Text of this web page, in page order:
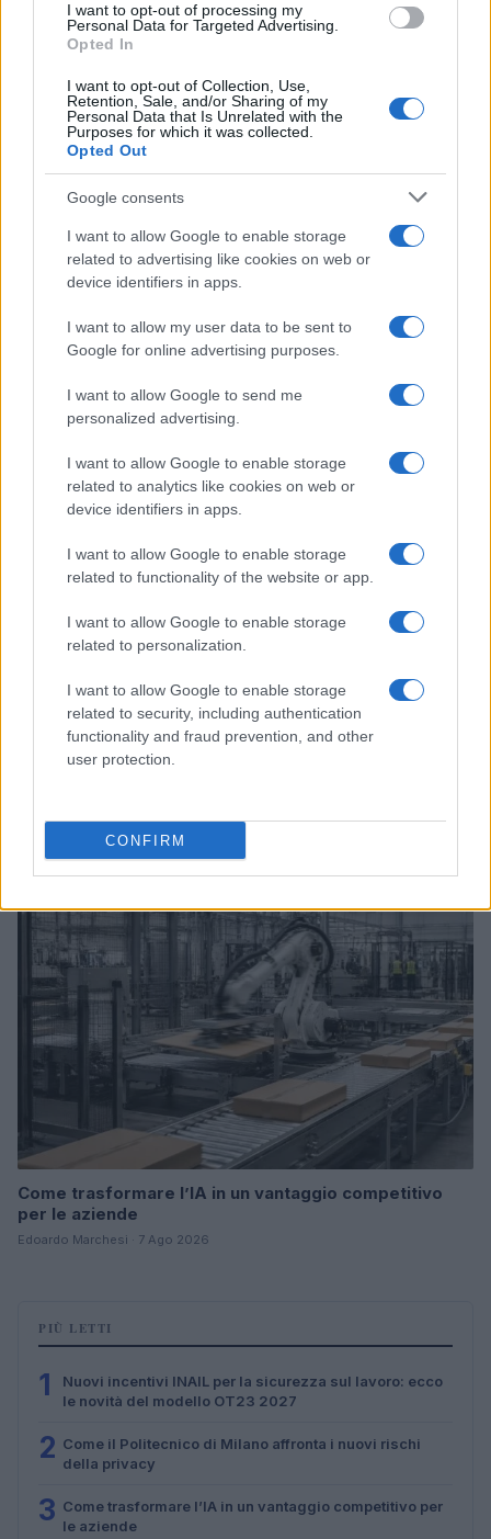
I want to opt-out of processing my
Personal Data for Targeted Advertising.
Opted In
I want to opt-out of Collection, Use,
Retention, Sale, and/or Sharing of my
Personal Data that Is Unrelated with the
Purposes for which it was collected.
Opted Out
Google consents
I want to allow Google to enable storage
related to advertising like cookies on web or
device identifiers in apps.
I want to allow my user data to be sent to
Google for online advertising purposes.
I want to allow Google to send me
personalized advertising.
I want to allow Google to enable storage
related to analytics like cookies on web or
device identifiers in apps.
I want to allow Google to enable storage
related to functionality of the website or app.
I want to allow Google to enable storage
related to personalization.
I want to allow Google to enable storage
related to security, including authentication
functionality and fraud prevention, and other
user protection.
CONFIRM
Continua a leggere
SERVIZI PER LE AZIENDE
Nuovi incentivi INAIL per la sicurezza sul lavoro: ecco
le novità del modello OT23 2027
SERVIZI PER LE AZIENDE
Susanna Riva · 7 Ago 2026
Come trasformare l’IA in un vantaggio competitivo
per le aziende
Edoardo Marchesi · 7 Ago 2026
PIÙ LETTI
1
Nuovi incentivi INAIL per la sicurezza sul lavoro: ecco
le novità del modello OT23 2027
2 Come il Politecnico di Milano affronta i nuovi rischi
della privacy
3 Come trasformare l’IA in un vantaggio competitivo per
le aziende